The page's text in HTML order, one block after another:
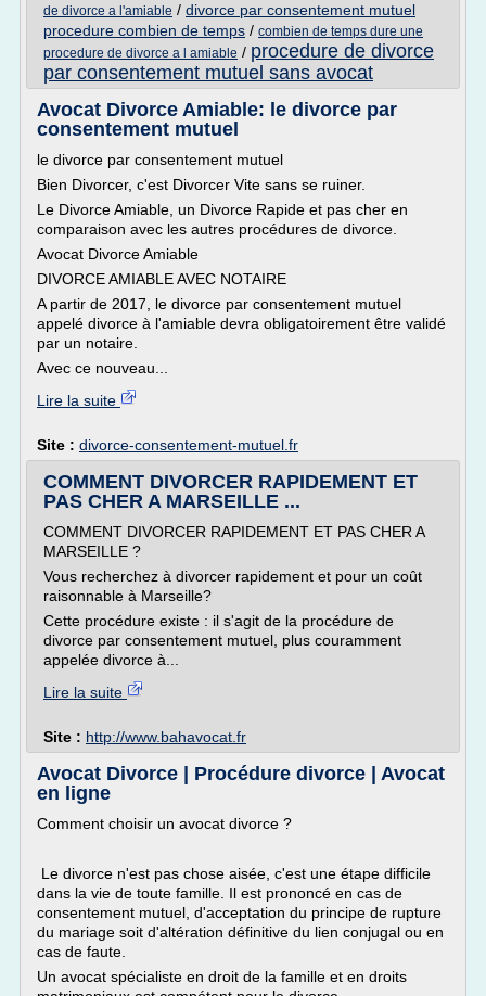
de divorce a l'amiable / divorce par consentement mutuel
procedure combien de temps / combien de temps dure une
procedure de divorce a l amiable / procedure de divorce
par consentement mutuel sans avocat
Avocat Divorce Amiable: le divorce par
consentement mutuel
le divorce par consentement mutuel
Bien Divorcer, c'est Divorcer Vite sans se ruiner.
Le Divorce Amiable, un Divorce Rapide et pas cher en
comparaison avec les autres procédures de divorce.
Avocat Divorce Amiable
DIVORCE AMIABLE AVEC NOTAIRE
A partir de 2017, le divorce par consentement mutuel
appelé divorce à l'amiable devra obligatoirement être validé
par un notaire.
Avec ce nouveau...
Lire la suite
Site : divorce-consentement-mutuel.fr
COMMENT DIVORCER RAPIDEMENT ET
PAS CHER A MARSEILLE ...
COMMENT DIVORCER RAPIDEMENT ET PAS CHER A
MARSEILLE ?
Vous recherchez à divorcer rapidement et pour un coût
raisonnable à Marseille?
Cette procédure existe : il s'agit de la procédure de
divorce par consentement mutuel, plus couramment
appelée divorce à...
Lire la suite
Site : http://www.bahavocat.fr
Avocat Divorce | Procédure divorce | Avocat
en ligne
Comment choisir un avocat divorce ?
Le divorce n'est pas chose aisée, c'est une étape difficile
dans la vie de toute famille. Il est prononcé en cas de
consentement mutuel, d'acceptation du principe de rupture
du mariage soit d'altération définitive du lien conjugal ou en
cas de faute.
Un avocat spécialiste en droit de la famille et en droits